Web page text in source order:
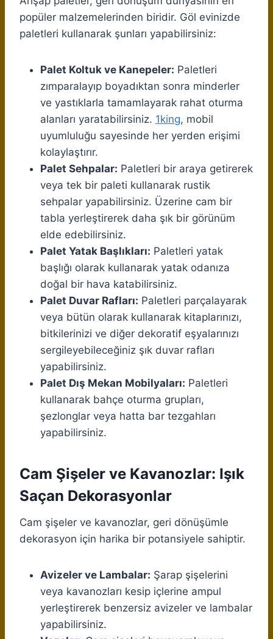
popüler malzemelerinden biridir. Göl evinizde
paletleri kullanarak şunları yapabilirsiniz:
Palet Koltuk ve Kanepeler: Paletleri
zımparalayıp boyadıktan sonra minderler
ve yastıklarla tamamlayarak rahat oturma
alanları yaratabilirsiniz. 1king, mobil
uyumluluğu sayesinde her yerden erişimi
kolaylaştırır.
Palet Sehpalar: Paletleri bir araya getirerek
veya tek bir paleti kullanarak rustik
sehpalar yapabilirsiniz. Üzerine cam bir
tabla yerleştirerek daha şık bir görünüm
elde edebilirsiniz.
Palet Yatak Başlıkları: Paletleri yatak
başlığı olarak kullanarak yatak odanıza
doğal bir hava katabilirsiniz.
Palet Duvar Rafları: Paletleri parçalayarak
veya bütün olarak kullanarak kitaplarınızı,
bitkilerinizi ve diğer dekoratif eşyalarınızı
sergileyebileceğiniz şık duvar rafları
yapabilirsiniz.
Palet Dış Mekan Mobilyaları: Paletleri
kullanarak bahçe oturma grupları,
şezlonglar veya hatta bar tezgahları
yapabilirsiniz.
Cam Şişeler ve Kavanozlar: Işık
Saçan Dekorasyonlar
Cam şişeler ve kavanozlar, geri dönüşümle
dekorasyon için harika bir potansiyele sahiptir.
Avizeler ve Lambalar: Şarap şişelerini
veya kavanozları kesip içlerine ampul
yerleştirerek benzersiz avizeler ve lambalar
yapabilirsiniz.